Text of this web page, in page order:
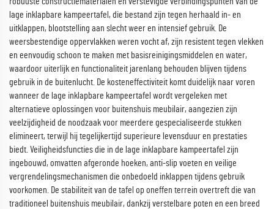
lage inklapbare kampeertafel, die bestand zijn tegen herhaald in- en
uitklappen, blootstelling aan slecht weer en intensief gebruik. De
weersbestendige oppervlakken weren vocht af, zijn resistent tegen vlekken
en eenvoudig schoon te maken met basisreinigingsmiddelen en water,
waardoor uiterlijk en functionaliteit jarenlang behouden blijven tijdens
gebruik in de buitenlucht. De kosteneffectiviteit komt duidelijk naar voren
wanneer de lage inklapbare kampeertafel wordt vergeleken met
alternatieve oplossingen voor buitenshuis meubilair, aangezien zijn
veelzijdigheid de noodzaak voor meerdere gespecialiseerde stukken
elimineert, terwijl hij tegelijkertijd superieure levensduur en prestaties
biedt. Veiligheidsfuncties die in de lage inklapbare kampeertafel zijn
ingebouwd, omvatten afgeronde hoeken, anti-slip voeten en veilige
vergrendelingsmechanismen die onbedoeld inklappen tijdens gebruik
voorkomen. De stabiliteit van de tafel op oneffen terrein overtreft die van
traditioneel buitenshuis meubilair, dankzij verstelbare poten en een breed